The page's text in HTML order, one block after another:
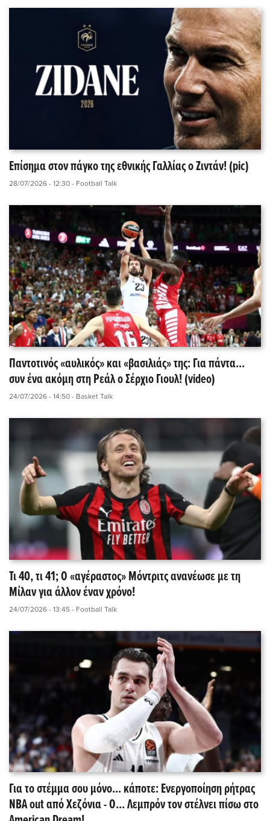
Επίσημα στον πάγκο της εθνικής Γαλλίας ο Ζιντάν! (pic)
28/07/2026 - 12:30 - Football Talk
Παντοτινός «αυλικός» και «βασιλιάς» της: Για πάντα...
συν ένα ακόμη στη Ρεάλ ο Σέρχιο Γιουλ! (video)
24/07/2026 - 14:50 - Basket Talk
Τι 40, τι 41; Ο «αγέραστος» Μόντριτς ανανέωσε με τη
Μίλαν για άλλον έναν χρόνο!
24/07/2026 - 13:45 - Football Talk
Για το στέμμα σου μόνο... κάποτε: Ενεργοποίηση ρήτρας
NBA out από Χεζόνια - Ο... Λεμπρόν τον στέλνει πίσω στο